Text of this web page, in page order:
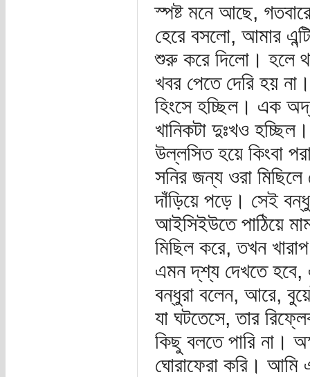
স্পষ্ট মনে আছে,
হেরে বসলো, আমার
শুরু করে দিলো। হলে
খবর পেতে দেরি হয়
হিংসে হচ্ছিল। এক
খানিকটা দুঃখও
উল্লসিত হয়ে কিংবা
সনির জন্য ওরা
দাঁড়িয়ে পড়ে। সেই
আইসিইউতে পাঠিয়ে
মিছিল করে, তখন
এমন দ্‌শ্য দেখতে হবে,
বন্ধুরা বলেন, আরে,
যা ঘটতেসে, তার
কিছু বলতে পারি না।
ঘোরাফেরা করি। আমি